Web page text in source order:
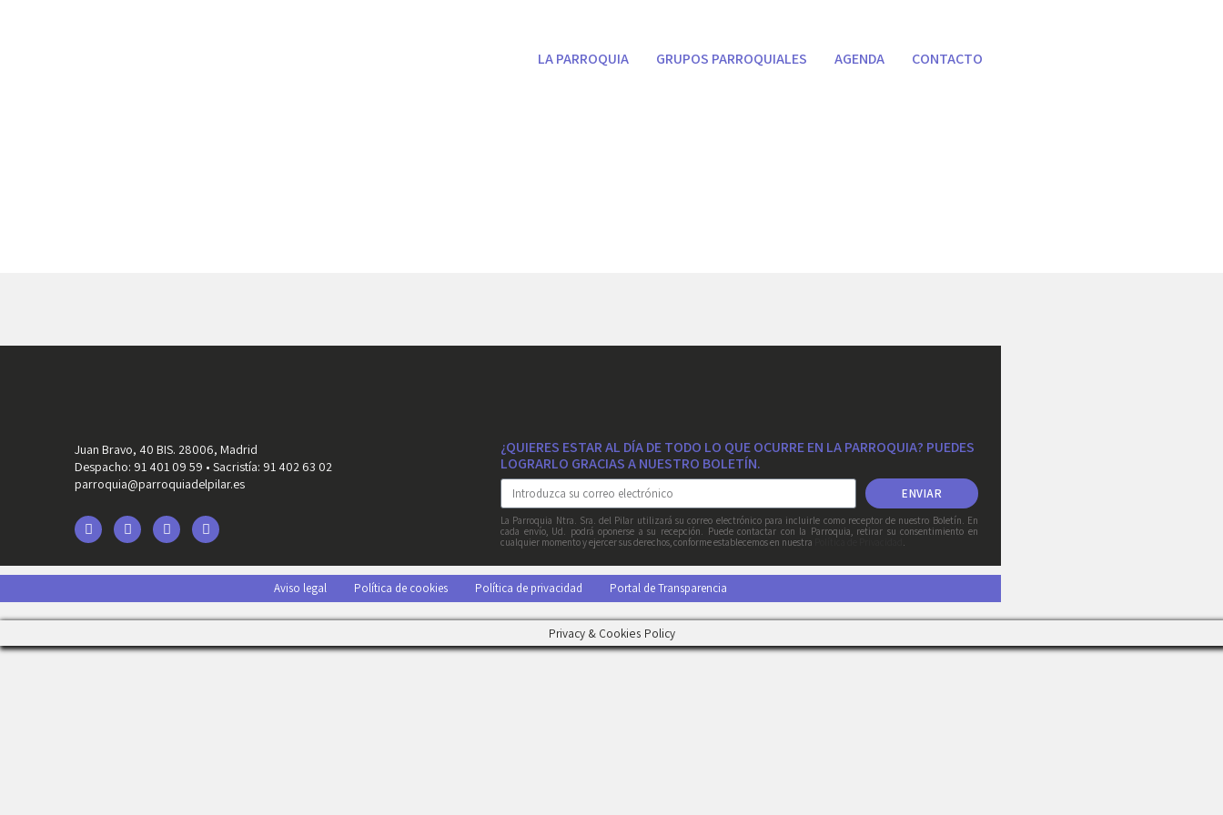
LA PARROQUIA GRUPOS PARROQUIALES AGENDA CONTACTO
Juan Bravo, 40 BIS. 28006, Madrid
Despacho: 91 401 09 59 • Sacristía: 91 402 63 02
parroquia@parroquiadelpilar.es
¿QUIERES ESTAR AL DÍA DE TODO LO QUE OCURRE EN LA PARROQUIA? PUEDES
LOGRARLO GRACIAS A NUESTRO BOLETÍN.
ENVIAR
La Parroquia Ntra. Sra. del Pilar utilizará su correo electrónico para incluirle como receptor de nuestro Boletín. En
cada envío, Ud. podrá oponerse a su recepción. Puede contactar con la Parroquia, retirar su consentimiento en
cualquier momento y ejercer sus derechos, conforme establecemos en nuestra
.
Aviso legal Política de cookies Política de privacidad Portal de Transparencia
Privacy & Cookies Policy